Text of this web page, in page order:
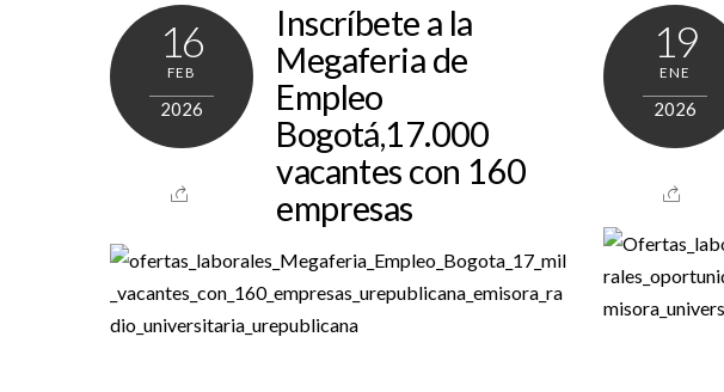
16
FEB
2026
Inscríbete a la
Megaferia de
Empleo
Bogotá,17.000
vacantes con 160
empresas
19
ENE
2026